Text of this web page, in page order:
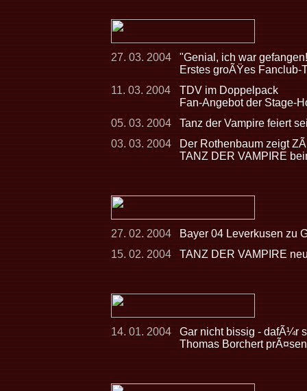
27. 03. 2004
"Genial, ich war
Erstes groÃŸes Fanclub-
11. 03. 2004
TDV im Doppelpack
Fan-Angebot der Stage-
05. 03. 2004
Tanz der Vampire feiert
03. 03. 2004
Der Rothenbaum zeigt
TANZ DER VAMPIRE
27. 02. 2004
Bayer 04 Leverkusen zu
15. 02. 2004
TANZ DER VAMPIRE
14. 01. 2004
Gar nicht bissig - dafÃ¼r
Thomas Borchert